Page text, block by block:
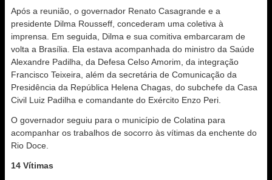
Após a reunião, o governador Renato Casagrande e a
presidente Dilma Rousseff, concederam uma coletiva à
imprensa. Em seguida, Dilma e sua comitiva embarcaram de
volta a Brasília. Ela estava acompanhada do ministro da Saúde
Alexandre Padilha, da Defesa Celso Amorim, da integração
Francisco Teixeira, além da secretária de Comunicação da
Presidência da República Helena Chagas, do subchefe da Casa
Civil Luiz Padilha e comandante do Exército Enzo Peri.
O governador seguiu para o município de Colatina para
acompanhar os trabalhos de socorro às vítimas da enchente do
Rio Doce.
14 Vítimas